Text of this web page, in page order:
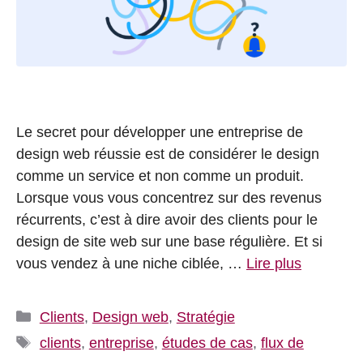
Le secret pour développer une entreprise de
design web réussie est de considérer le design
comme un service et non comme un produit.
Lorsque vous vous concentrez sur des revenus
récurrents, c’est à dire avoir des clients pour le
design de site web sur une base régulière. Et si
vous vendez à une niche ciblée, … Lire plus
Catégories
Clients, Design web, Stratégie
Étiquettes
clients, entreprise, études de cas, flux de